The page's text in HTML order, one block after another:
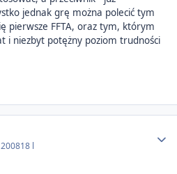
jednak grę można polecić tym
pierwsze FFTA, oraz tym, którym
i niezbyt potężny poziom trudności
18 l